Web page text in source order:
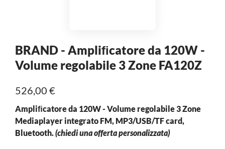
BRAND - Ampliﬁcatore da 120W -
Volume regolabile 3 Zone FA120Z
526,00 €
Ampliﬁcatore da 120W - Volume regolabile 3 Zone
Mediaplayer integrato FM, MP3/USB/TF card,
Bluetooth. (chiedi una offerta personalizzata)